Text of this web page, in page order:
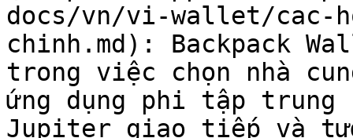
docs/vn/vi-wallet/cac-
chinh.md): Backpack
trong việc chọn nhà
ứng dụng phi tập trung
Jupiter giao tiếp và